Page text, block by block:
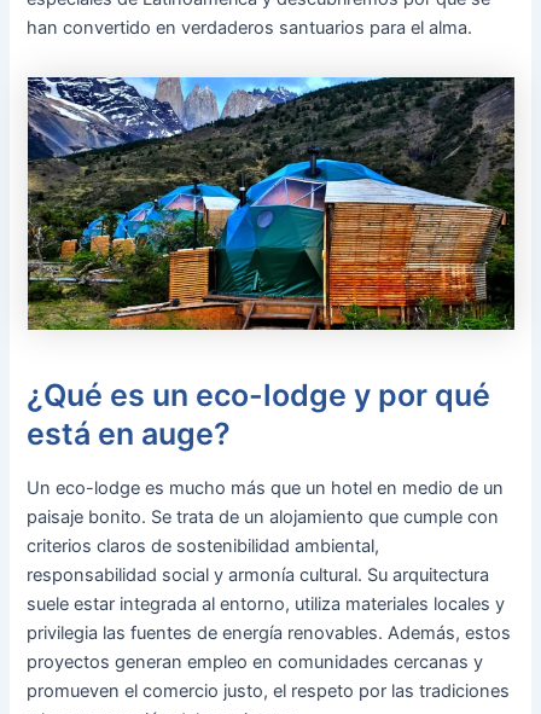
han convertido en verdaderos santuarios para el alma.
¿Qué es un eco-lodge y por qué
está en auge?
Un eco-lodge es mucho más que un hotel en medio de un
paisaje bonito. Se trata de un alojamiento que cumple con
criterios claros de sostenibilidad ambiental,
responsabilidad social y armonía cultural. Su arquitectura
suele estar integrada al entorno, utiliza materiales locales y
privilegia las fuentes de energía renovables. Además, estos
proyectos generan empleo en comunidades cercanas y
promueven el comercio justo, el respeto por las tradiciones